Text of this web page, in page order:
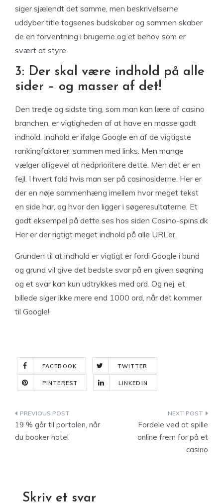
siger sjælendt det samme, men beskrivelserne
uddyber title tagsenes budskaber og sammen skaber
de en forventning i brugerne og et behov som er
svært at styre.
3: Der skal være indhold på alle
sider – og masser af det!
Den tredje og sidste ting, som man kan lære af casino
branchen, er vigtigheden af at have en masse godt
indhold. Indhold er ifølge Google en af de vigtigste
rankingfaktorer, sammen med links. Men mange
vælger alligevel at nedprioritere dette. Men det er en
fejl. I hvert fald hvis man ser på casinosiderne. Her er
der en nøje sammenhæng imellem hvor meget tekst
en side har, og hvor den ligger i søgeresultaterne. Et
godt eksempel på dette ses hos siden Casino-spins.dk
Her er der rigtigt meget indhold på alle URL’er.
Grunden til at indhold er vigtigt er fordi Google i bund
og grund vil give det bedste svar på en given søgning
og et svar kan kun udtrykkes med ord. Og nej, et
billede siger ikke mere end 1000 ord, når det kommer
til Google!
FACEBOOK TWITTER
PINTEREST LINKEDIN
Indlægsnavigation
19 % går til portalen, når
du booker hotel
Fordele ved at spille
online frem for på et
casino
Skriv et svar